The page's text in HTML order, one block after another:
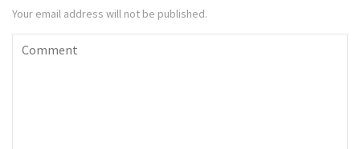
Your email address will not be published.